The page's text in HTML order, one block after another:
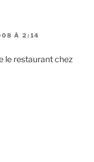
À 2:14
le restaurant chez